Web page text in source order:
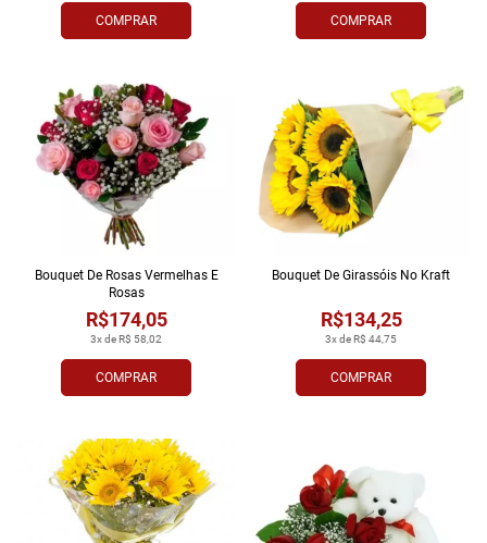
COMPRAR COMPRAR
COMPRAR
3x de R$ 58,02
R$174,05
Bouquet De Rosas Vermelhas E
Rosas
COMPRAR
3x de R$ 44,75
R$134,25
Bouquet De Girassóis No Kraft